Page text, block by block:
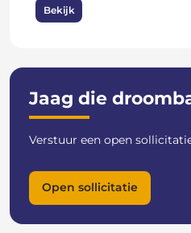
Bekijk
Jaag die
Verstuur een open
Open sollicitatie